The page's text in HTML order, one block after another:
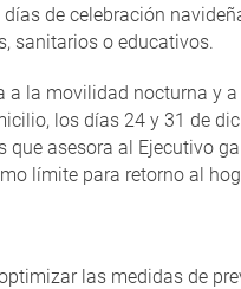
de celebración
sanitarios o educativos.
a la movilidad nocturna y
los días 24 y 31 de
que asesora al Ejecutivo
límite para retorno al
las medidas de